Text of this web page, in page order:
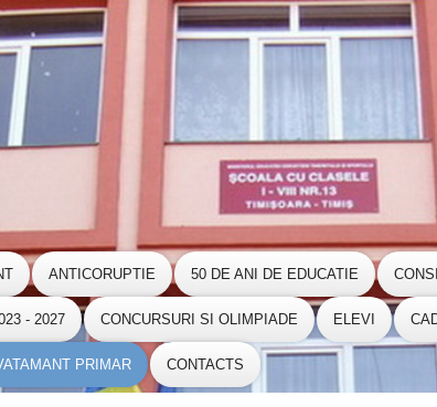
ANTICORUPTIE 50 DE ANI DE EDUCATIE
- 2027 CONCURSURI SI OLIMPIADE ELEVI
PRIMAR CONTACTS